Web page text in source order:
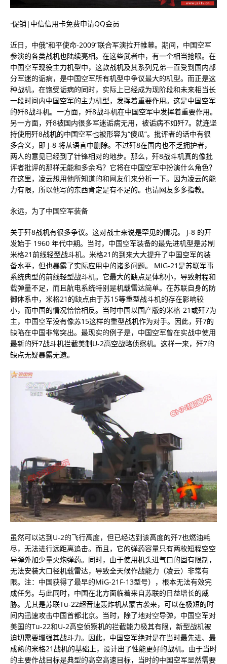
·促销|中信信用卡免费申请QQ会员
近日，中俄“和平使命-2009”联合军演拉开帷幕。期间，中国空军
参演的各类战机也陆续亮相。在这些武者中，有一个相当抢眼。在
中国空军现役主力机型中，这款战机及其系列兄弟一直受到国内部
分军迷的诟病，是中国空军所有机型中争议最大的机型。而正是这
种战机，在饱受诟病的同时，实际上已经成为现阶段和未来相当长
一段时间内中国空军的主力机型，发挥着重要作用。这是中国空军
的歼8战斗机。一方面，歼8战斗机在中国空军中发挥着重要作用。
另一方面，歼8被国内很多军迷诟病无用，被诟病不如歼7。就连坚
持使用歼8战机的中国空军也被形容为“傻瓜”。批评者的话中有很
多含义，即 J-8 将从语言中删除。不过歼8在国内也不乏拥护者，
两人的意见已经到了针锋相对的地步。那么，歼8战斗机真的像批
评者批评的那样无能和多余吗？它将在中国空军中扮演什么角色？
在这里，凌云想用他所知道的和网友们来分析一下。因为凌云的能
力有限，所以他写的东西肯定是有不足的。也请网友多多指教。
永远，为了中国空军装备
关于歼8战机有很多争议。这对战士来说是罕见的情况。 J-8 的开
发始于 1960 年代中期。当时，中国空军装备的最先进机型是苏制
米格21前线轻型战斗机。米格21的到来大大提升了中国空军的装
备水平，但也暴露了实际应用中的诸多问题。 MiG-21是苏联军事
系统典型的前线轻型战斗机。它最大的缺点是体积小，导致射程和
载弹量不足，而且航电系统特别是机载雷达简单。在苏联自身的防
御体系中，米格21的缺点由于苏15等重型战斗机的存在影响较
小，而中国的情况恰恰相反。当时中国以国产版的米格-21或歼7为
主，中国空军没有像苏15这样的重型战机作为对手。因此，歼7的
缺陷在中国非常突出。最现实的例子是，中国空军曾在实战中使用
最新的歼7战斗机拦截美制U-2高空战略侦察机。这样一来，歼7的
缺点无疑暴露无遗。
虽然可以达到U-2的飞行高度，但已经达到该高度的歼7也燃油耗
尽，无法进行远距离追击。而且，它的弹药容量只有两枚短程空空
导弹外加少量火炮弹药。同时，由于使用机头进气口的固有限制，
无法安装大口径机载雷达，导致全天候作战能力（凌云）非常有
限。注：中国获得了最早的MiG-21F-13型号），根本无法有效完
成任务。与此同时，中国在北方面临着来自苏联的日益增长的威
胁。尤其是苏联Tu-22超音速轰炸机从蒙古袭来，可以在极短的时
间内迅速攻击中国首都北京。当时，除了地对空导弹，中国空军对
美国的Tu-22和U-2高空侦察机的拦截能力极其有限，新型战机被
迫切需要增强其战斗力。因此，中国空军绝对是在当时最先进、最
成熟的米格21战机的基础上，设计出了性能更好的战机。由于当时
的主要作战目标是典型的高空高速目标，当时的中国空军显然需要